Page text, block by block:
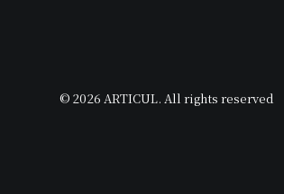
© 2026 ARTICUL. All rights reserved